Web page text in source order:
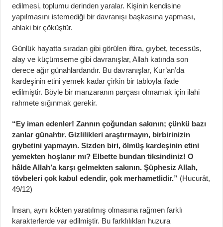
edilmesi, toplumu derinden yaralar. Kişinin kendisine
yapılmasını istemediği bir davranışı başkasına yapması,
ahlaki bir çöküştür.
Günlük hayatta sıradan gibi görülen iftira, gıybet, tecessüs,
alay ve küçümseme gibi davranışlar, Allah katında son
derece ağır günahlardandır. Bu davranışlar, Kur’an’da
kardeşinin etini yemek kadar çirkin bir tabloyla ifade
edilmiştir. Böyle bir manzaranın parçası olmamak için ilahi
rahmete sığınmak gerekir.
“Ey iman edenler! Zannın çoğundan sakının; çünkü bazı
zanlar günahtır. Gizlilikleri araştırmayın, birbirinizin
gıybetini yapmayın. Sizden biri, ölmüş kardeşinin etini
yemekten hoşlanır mı? Elbette bundan tiksindiniz! O
hâlde Allah’a karşı gelmekten sakının. Şüphesiz Allah,
tövbeleri çok kabul edendir, çok merhametlidir.” (Hucurât,
49/12)
İnsan, aynı kökten yaratılmış olmasına rağmen farklı
karakterlerde var edilmiştir. Bu farklılıkları huzura